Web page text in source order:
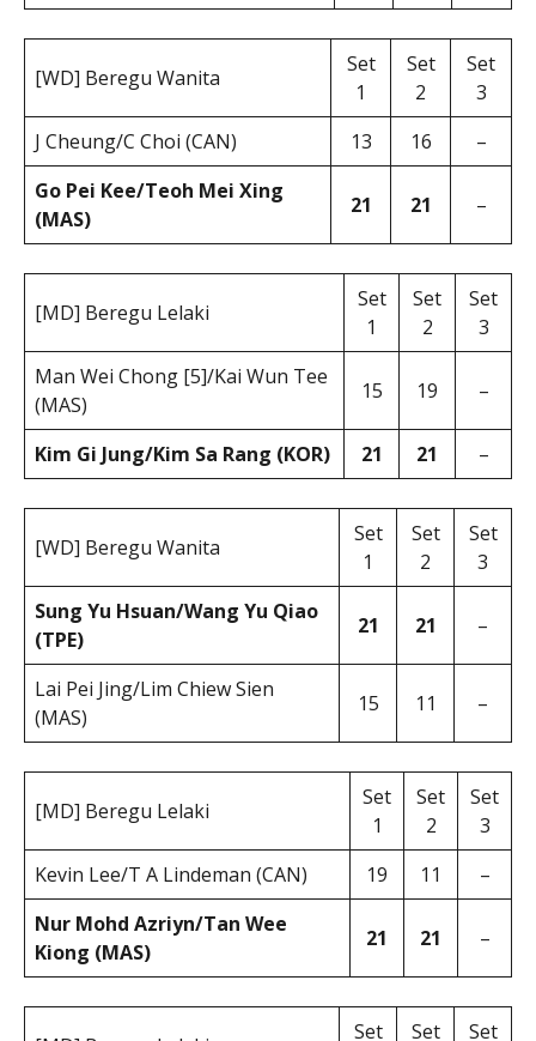
[WD] Beregu Wanita
Set
1
Set
2
Set
3
J Cheung/C Choi (CAN)
13 16
–
Go Pei Kee/Teoh Mei Xing
(MAS)
21 21 –
[MD] Beregu Lelaki
Set
1
Set
2
Set
3
Man Wei Chong [5]/Kai Wun Tee
(MAS)
15 19 –
Kim Gi Jung/Kim Sa Rang (KOR) 21 21 –
[WD] Beregu Wanita
Set
1
Set
2
Set
3
Sung Yu Hsuan/Wang Yu Qiao
(TPE)
21 21 –
Lai Pei Jing/Lim Chiew Sien
(MAS)
15 11 –
[MD] Beregu Lelaki
Set
1
Set
2
Set
3
Kevin Lee/T A Lindeman (CAN)
19 11
–
Nur Mohd Azriyn/Tan Wee
Kiong (MAS)
21 21 –
Set Set Set